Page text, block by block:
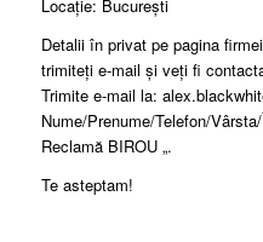
Locaţie: București
Detalii în privat pe pagina
trimiteți e-mail și veți fi
Trimite e-mail la:
Nume/Prenume/Telefon/
Reclamă BIROU „.
Te asteptam!